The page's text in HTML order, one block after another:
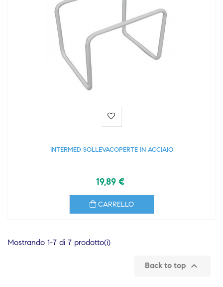
INTERMED SOLLEVACOPERTE IN ACCIAIO
19,89 €
CARRELLO
Mostrando 1-7 di 7 prodotto(i)
Back to top 